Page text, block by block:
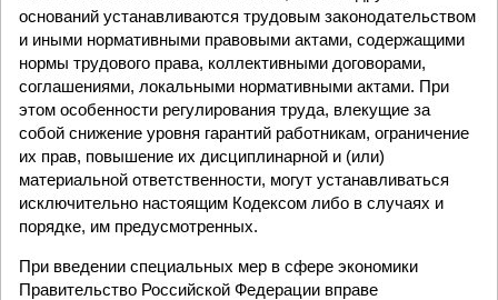
оснований устанавливаются трудовым законодательством
и иными нормативными правовыми актами, содержащими
нормы трудового права, коллективными договорами,
соглашениями, локальными нормативными актами. При
этом особенности регулирования труда, влекущие за
собой снижение уровня гарантий работникам, ограничение
их прав, повышение их дисциплинарной и (или)
материальной ответственности, могут устанавливаться
исключительно настоящим Кодексом либо в случаях и
порядке, им предусмотренных.
При введении специальных мер в сфере экономики
Правительство Российской Федерации вправе